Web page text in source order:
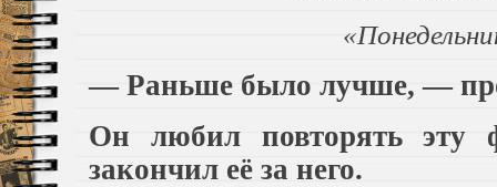
— Раньше было лучше, —
Он любил повторять эту
закончил её за него.